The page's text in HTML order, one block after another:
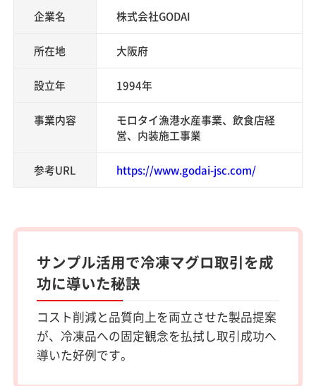
企業名 株式会社GODAI
所在地 大阪府
設立年 1994年
事業内容
モロタイ漁港水産事業、飲食店経
営、内装施工事業
参考URL https://www.godai-jsc.com/
サンプル活用で冷凍マグロ取引を成
功に導いた秘訣
コスト削減と品質向上を両立させた製品提案
が、冷凍品への固定観念を払拭し取引成功へ
導いた好例です。